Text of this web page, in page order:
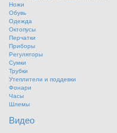
Ножи
Обувь
Одежда
Октопусы
Перчатки
Приборы
Регуляторы
Сумки
Трубки
Утеплители и поддевки
Фонари
Часы
Шлемы
Видео